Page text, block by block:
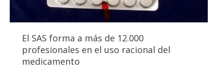
El SAS forma a más de 12.000
profesionales en el uso racional del
medicamento